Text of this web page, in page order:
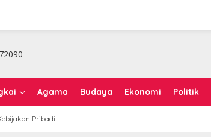
Agama Budaya Ekonomi Politik
Pribadi